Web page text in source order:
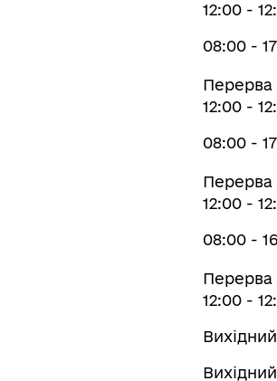
12:00 -
08:00 -
Перерва
12:00 -
08:00 -
Перерва
12:00 -
08:00 -
Перерва
12:00 -
Вихідний
Вихідний